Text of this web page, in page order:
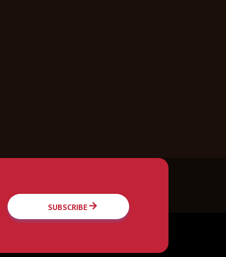
SUBSCRIBE